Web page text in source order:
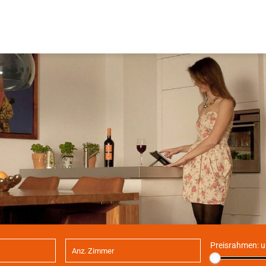
Preisrahmen: